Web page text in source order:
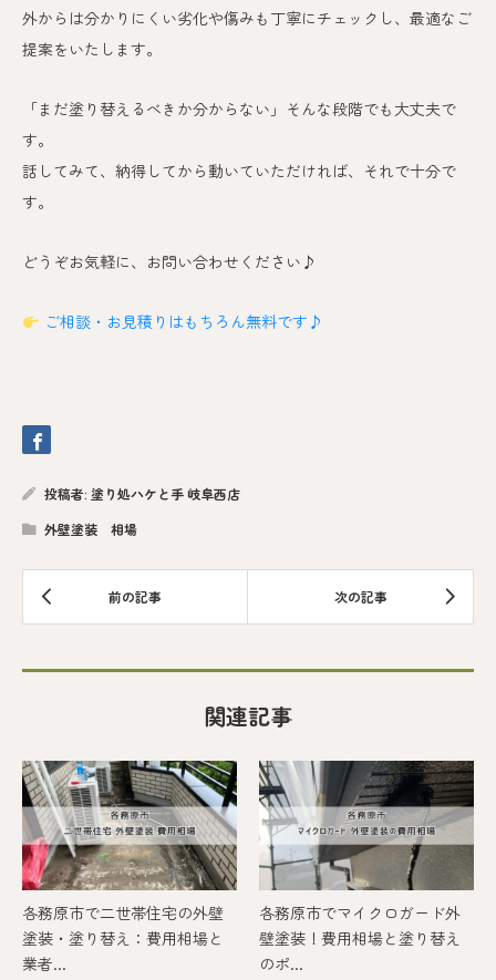
外からは分かりにくい劣化や傷みも丁寧にチェックし、最適なご
提案をいたします。
「まだ塗り替えるべきか分からない」そんな段階でも大丈夫で
す。
話してみて、納得してから動いていただければ、それで十分で
す。
どうぞお気軽に、お問い合わせください♪
ご相談・お見積りはもちろん無料です♪
投稿者: 塗り処ハケと手 岐阜西店
外壁塗装 相場
関連記事
各務原市で二世帯住宅の外壁
塗装・塗り替え：費用相場と
業者...
各務原市でマイクロガード外
壁塗装！費用相場と塗り替え
のポ...